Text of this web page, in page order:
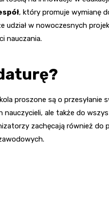
, który promuje wymianę
udział w nowoczesnych
nauczania.
proszone są o przesyłanie
ale także do
zachęcają również do